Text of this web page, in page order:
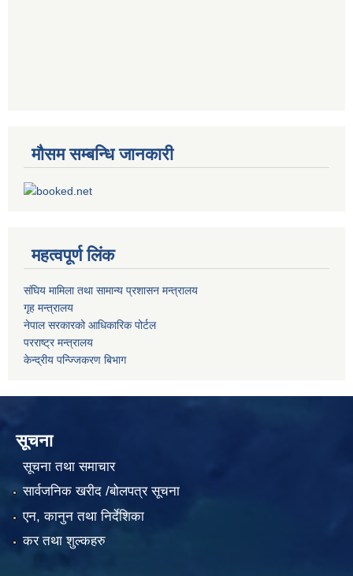
मौसम सम्बन्धि जानकारी
महत्वपूर्ण लिंक
संघिय मामिला तथा सामान्य प्रशासन मन्त्रालय
गृह मन्त्रालय
नेपाल सरकारको आधिकारिक पोर्टल
परराष्ट्र मन्त्रालय
केन्द्रीय पन्ज्जिकरण बिभाग
सूचना
सूचना तथा समाचार
सार्वजनिक खरीद /बोलपत्र सूचना
एन, कानुन तथा निर्देशिका
कर तथा शुल्कहरु